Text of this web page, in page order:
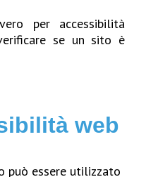
per accessibilità
se un sito è
web
può essere utilizzato